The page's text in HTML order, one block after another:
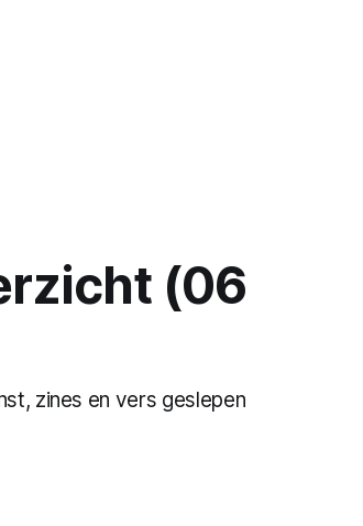
(06
zines en vers geslepen